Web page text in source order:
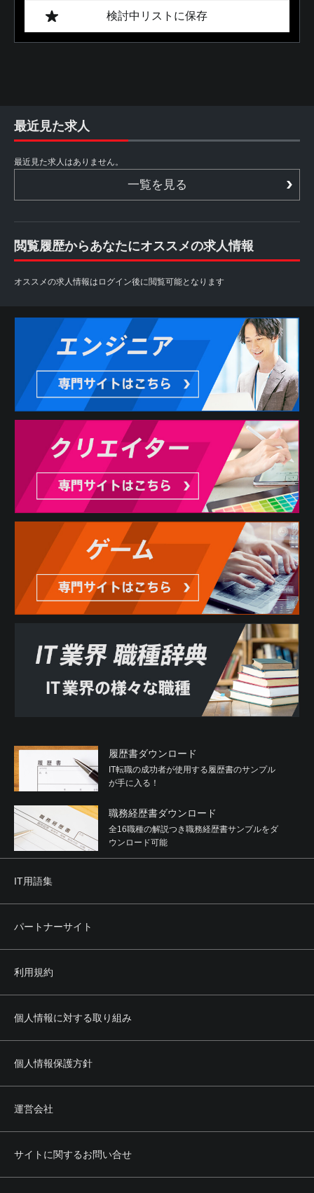
検討中リストに保存
最近見た求人
最近見た求人はありません。
一覧を見る
閲覧履歴からあなたにオススメの求人情報
オススメの求人情報はログイン後に閲覧可能となります
履歴書ダウンロード
IT転職の成功者が使用する履歴書のサンプル
が手に入る！
職務経歴書ダウンロード
全16職種の解説つき職務経歴書サンプルをダ
ウンロード可能
IT用語集
パートナーサイト
利用規約
個人情報に対する取り組み
個人情報保護方針
運営会社
サイトに関するお問い合せ